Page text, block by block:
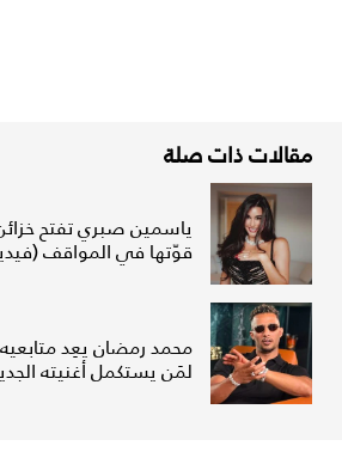
مقالات ذات صلة
ياسمين صبري تفتح
قوّتها في المواقف
محمد رمضان يعِد
لمَن يستكمل أغنيته